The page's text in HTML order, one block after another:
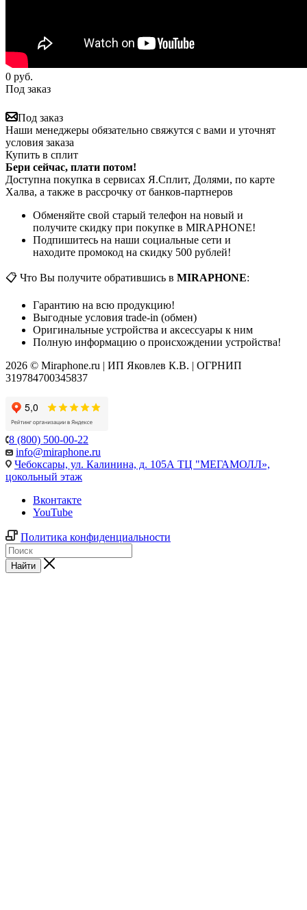
0 руб.
Под заказ
Под заказ
Наши менеджеры обязательно свяжутся с вами и уточнят
условия заказа
Купить в сплит
Бери сейчас, плати потом!
Доступна покупка в сервисах Я.Сплит, Долями, по карте
Халва, а также в рассрочку от банков-партнеров
Обменяйте свой старый телефон на новый и
получите скидку при покупке в MIRAPHONE!
Подпишитесь на наши социальные сети и
находите промокод на скидку 500 рублей!
📋 Что Вы получите обратившись в MIRAPHONE:
Гарантию на всю продукцию!
Выгодные условия trade-in (обмен)
Оригинальные устройства и аксессуары к ним
Полную информацию о происхождении устройства!
2026 © Miraphone.ru | ИП Яковлев К.В. | ОГРНИП
319784700345837
8 (800) 500-00-22
info@miraphone.ru
Чебоксары, ул. Калинина, д. 105А ТЦ "МЕГАМОЛЛ»,
цокольный этаж
Вконтакте
YouTube
Политика конфиденциальности
Найти